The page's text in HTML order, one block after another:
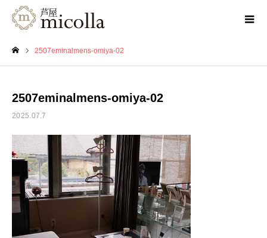
2507eminalmens-omiya-02
2507eminalmens-omiya-02
2025.07.7